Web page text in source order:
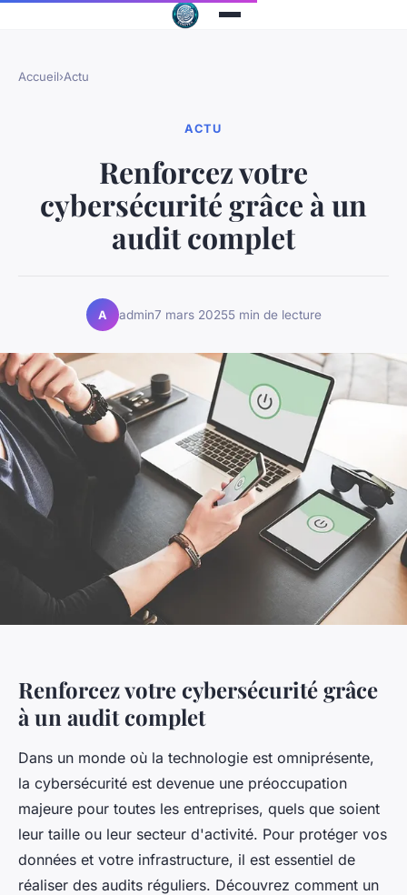
Accueil›Actu
ACTU
Renforcez votre
cybersécurité grâce à un
audit complet
A admin7 mars 20255 min de lecture
Renforcez votre cybersécurité grâce
à un audit complet
Dans un monde où la technologie est omniprésente,
la cybersécurité est devenue une préoccupation
majeure pour toutes les entreprises, quels que soient
leur taille ou leur secteur d'activité. Pour protéger vos
données et votre infrastructure, il est essentiel de
réaliser des audits réguliers. Découvrez comment un